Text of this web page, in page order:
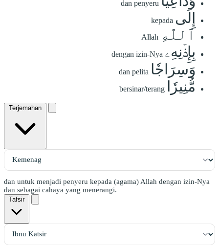
dan penyeru
إِلَى kepada
ٱللَّهِ Allah
بِإِذۡنِهِۦ dengan izin-Nya
وَسِرَاجٗا dan pelita
مُّنِيرٗا bersinar/terang
Terjemahan
dan untuk menjadi penyeru kepada (agama) Allah dengan izin-Nya
dan sebagai cahaya yang menerangi.
Tafsir